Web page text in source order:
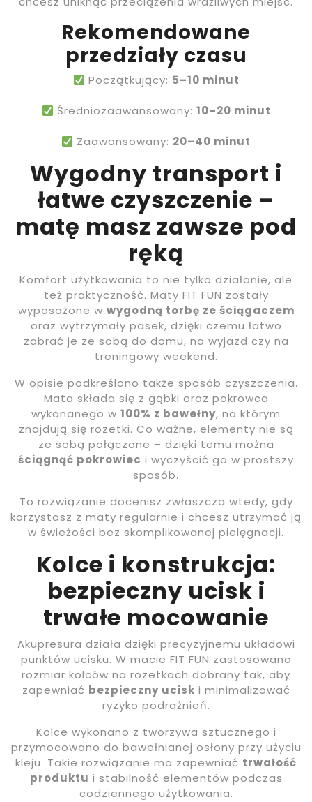
Rekomendowane
przedziały czasu
Początkujący: 5–10 minut
Średniozaawansowany: 10–20 minut
Zaawansowany: 20–40 minut
Wygodny transport i
łatwe czyszczenie –
matę masz zawsze pod
ręką
Komfort użytkowania to nie tylko działanie, ale
też praktyczność. Maty FIT FUN zostały
wyposażone w wygodną torbę ze ściągaczem
oraz wytrzymały pasek, dzięki czemu łatwo
zabrać je ze sobą do domu, na wyjazd czy na
treningowy weekend.
W opisie podkreślono także sposób czyszczenia.
Mata składa się z gąbki oraz pokrowca
wykonanego w 100% z bawełny, na którym
znajdują się rozetki. Co ważne, elementy nie są
ze sobą połączone – dzięki temu można
ściągnąć pokrowiec i wyczyścić go w prostszy
sposób.
To rozwiązanie docenisz zwłaszcza wtedy, gdy
korzystasz z maty regularnie i chcesz utrzymać ją
w świeżości bez skomplikowanej pielęgnacji.
Kolce i konstrukcja:
bezpieczny ucisk i
trwałe mocowanie
Akupresura działa dzięki precyzyjnemu układowi
punktów ucisku. W macie FIT FUN zastosowano
rozmiar kolców na rozetkach dobrany tak, aby
zapewniać bezpieczny ucisk i minimalizować
ryzyko podrażnień.
Kolce wykonano z tworzywa sztucznego i
przymocowano do bawełnianej osłony przy użyciu
kleju. Takie rozwiązanie ma zapewniać trwałość
produktu i stabilność elementów podczas
codziennego użytkowania.